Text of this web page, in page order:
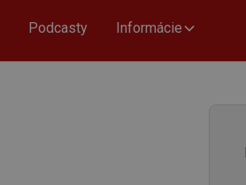
Podcasty Informácie